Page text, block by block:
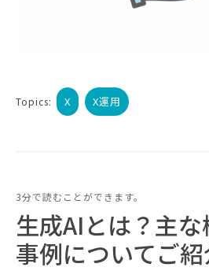
Topics: X X運用
3分で読むことができます。
生成AIとは？主
事例についてご